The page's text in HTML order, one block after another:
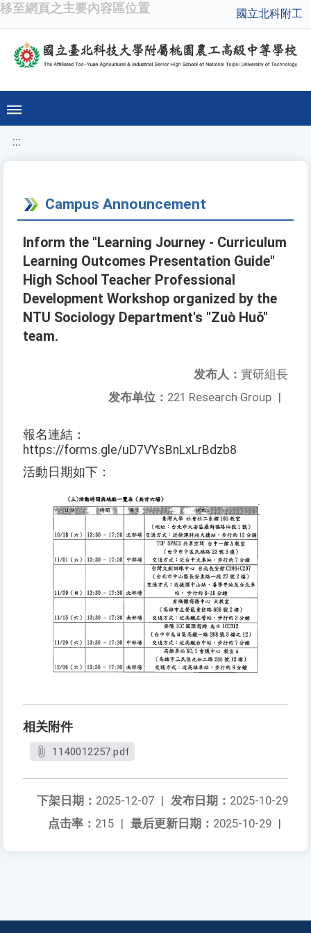
移至網頁之主要內容區位置 國立北科附工
:::
Campus Announcement
Inform the "Learning Journey - Curriculum
Learning Outcomes Presentation Guide"
High School Teacher Professional
Development Workshop organized by the
NTU Sociology Department's "Zuò Huǒ"
team.
发布人： 實研組長
发布单位： 221 Research Group |
報名連結：
https://forms.gle/uD7VYsBnLxLrBdzb8
活動日期如下：
相关附件
1140012257.pdf
发布日期： 2025-10-29
下架日期： 2025-12-07 |
最后更新日期： 2025-10-29 |
点击率： 215 |